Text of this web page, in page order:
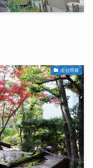
会社情報